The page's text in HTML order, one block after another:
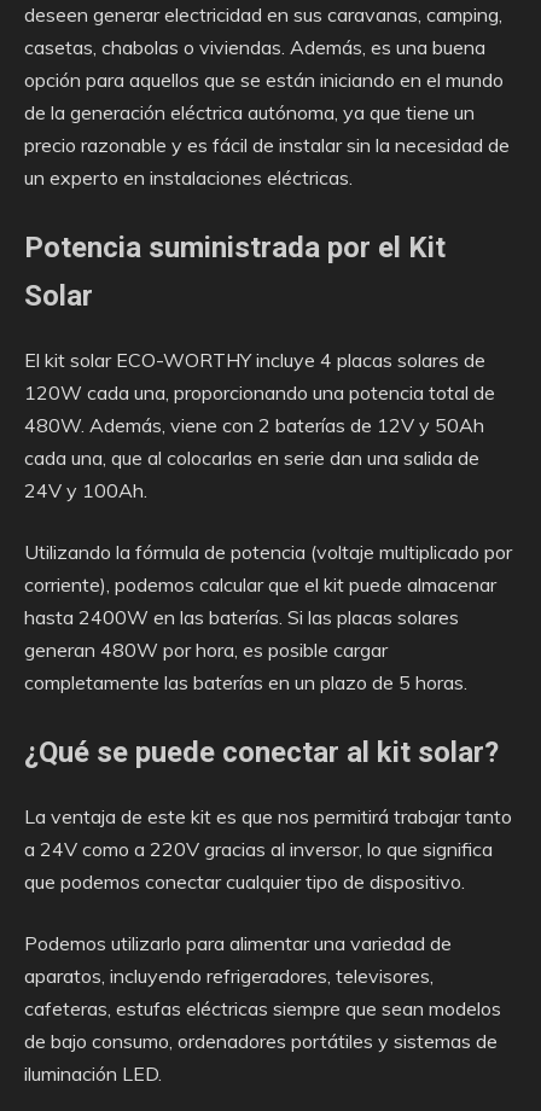
deseen generar electricidad en sus caravanas, camping,
casetas, chabolas o viviendas. Además, es una buena
opción para aquellos que se están iniciando en el mundo
de la generación eléctrica autónoma, ya que tiene un
precio razonable y es fácil de instalar sin la necesidad de
un experto en instalaciones eléctricas.
Potencia suministrada por el Kit
Solar
El kit solar ECO-WORTHY incluye 4 placas solares de
120W cada una, proporcionando una potencia total de
480W. Además, viene con 2 baterías de 12V y 50Ah
cada una, que al colocarlas en serie dan una salida de
24V y 100Ah.
Utilizando la fórmula de potencia (voltaje multiplicado por
corriente), podemos calcular que el kit puede almacenar
hasta 2400W en las baterías. Si las placas solares
generan 480W por hora, es posible cargar
completamente las baterías en un plazo de 5 horas.
¿Qué se puede conectar al kit solar?
La ventaja de este kit es que nos permitirá trabajar tanto
a 24V como a 220V gracias al inversor, lo que significa
que podemos conectar cualquier tipo de dispositivo.
Podemos utilizarlo para alimentar una variedad de
aparatos, incluyendo refrigeradores, televisores,
cafeteras, estufas eléctricas siempre que sean modelos
de bajo consumo, ordenadores portátiles y sistemas de
iluminación LED.